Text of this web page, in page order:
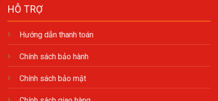
HỖ TRỢ
Hướng dẫn thanh toán
Chính sách bảo hành
Chính sách bảo mật